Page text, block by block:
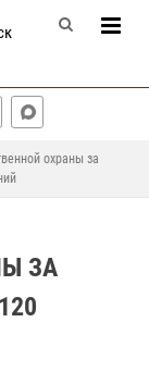
охраны за
ЗА